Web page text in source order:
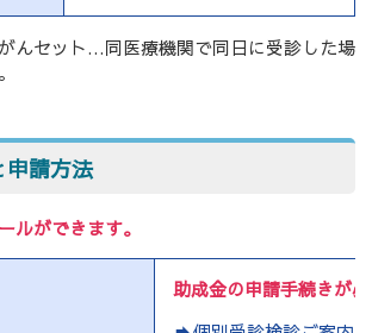
んセット…同医療機関で同日に受診した場
申請方法
ルができます。
助成金の申請手続きが